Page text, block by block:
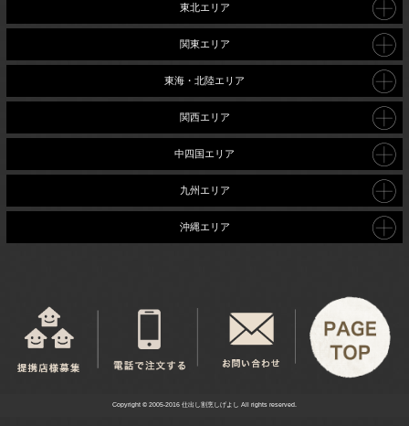
東北エリア
関東エリア
東海・北陸エリア
関西エリア
中四国エリア
九州エリア
沖縄エリア
Copyright © 2005-2016 仕出し割烹しげよし All rights reserved.